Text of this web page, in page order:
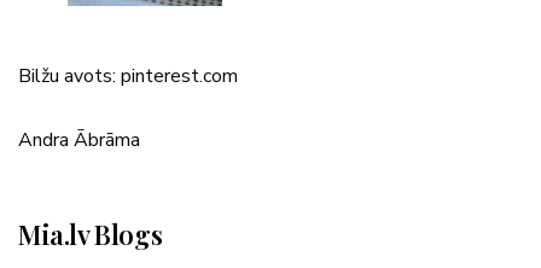
Bilžu avots: pinterest.com
Andra Ābrāma
Mia.lv Blogs